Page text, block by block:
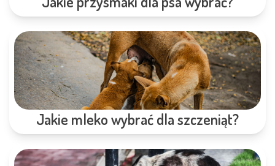
Jakie mleko wybrać dla szczeniąt?